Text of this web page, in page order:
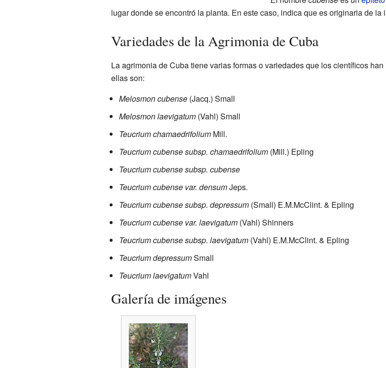
lugar donde se encontró la planta. En este caso, indica que es originaria de la
Variedades de la Agrimonia de Cuba
La agrimonia de Cuba tiene varias formas o variedades que los científicos
ellas son:
Melosmon cubense(Jacq.) Small
Melosmon laevigatum(Vahl) Small
Teucrium chamaedrifoliumMill.
Teucrium cubense subsp. chamaedrifolium(Mill.) Epling
Teucrium cubense subsp. cubense
Teucrium cubense var. densumJeps.
Teucrium cubense subsp. depressum(Small) E.M.McClint. & Epling
Teucrium cubense var. laevigatum(Vahl) Shinners
Teucrium cubense subsp. laevigatum(Vahl) E.M.McClint. & Epling
Teucrium depressumSmall
Teucrium laevigatumVahl
Galería de imágenes